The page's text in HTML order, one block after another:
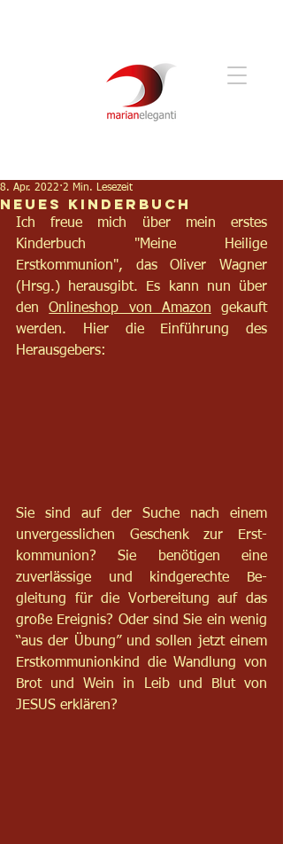
Neues Kinderbuch
8. Apr. 2022 2 Min. Lesezeit
Ich freue mich über mein erstes
Kinderbuch "Meine Heilige
Erstkommunion", das Oliver Wagner
(Hrsg.) herausgibt. Es kann nun über
den Onlineshop von Amazon gekauft
werden. Hier die Einführung des
Herausgebers:
Sie sind auf der Suche nach einem
unvergesslichen Geschenk zur Erst-
kommunion? Sie benötigen eine
zuverlässige und kindgerechte Be-
gleitung für die Vorbereitung auf das
große Ereignis? Oder sind Sie ein wenig
“aus der Übung” und sollen jetzt einem
Erstkommunionkind die Wandlung von
Brot und Wein in Leib und Blut von
JESUS erklären?